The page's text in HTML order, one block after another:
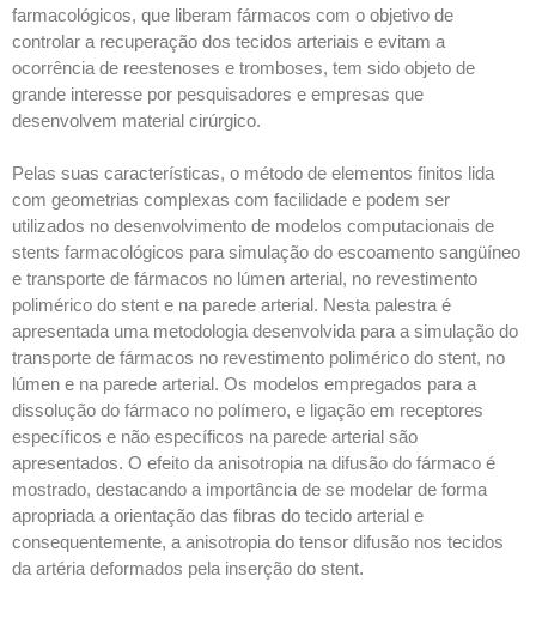
farmacológicos, que liberam fármacos com o objetivo de
controlar a recuperação dos tecidos arteriais e evitam a
ocorrência de reestenoses e tromboses, tem sido objeto de
grande interesse por pesquisadores e empresas que
desenvolvem material cirúrgico.
Pelas suas características, o método de elementos finitos lida
com geometrias complexas com facilidade e podem ser
utilizados no desenvolvimento de modelos computacionais de
stents farmacológicos para simulação do escoamento sangüíneo
e transporte de fármacos no lúmen arterial, no revestimento
polimérico do stent e na parede arterial. Nesta palestra é
apresentada uma metodologia desenvolvida para a simulação do
transporte de fármacos no revestimento polimérico do stent, no
lúmen e na parede arterial. Os modelos empregados para a
dissolução do fármaco no polímero, e ligação em receptores
específicos e não específicos na parede arterial são
apresentados. O efeito da anisotropia na difusão do fármaco é
mostrado, destacando a importância de se modelar de forma
apropriada a orientação das fibras do tecido arterial e
consequentemente, a anisotropia do tensor difusão nos tecidos
da artéria deformados pela inserção do stent.